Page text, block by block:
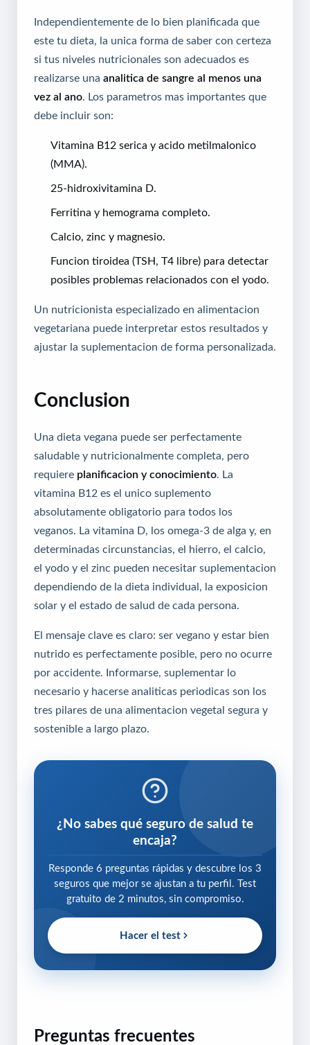
Independientemente de lo bien planificada que
este tu dieta, la unica forma de saber con certeza
si tus niveles nutricionales son adecuados es
realizarse una analitica de sangre al menos una
vez al ano . Los parametros mas importantes que
debe incluir son:
Vitamina B12 serica y acido metilmalonico
(MMA).
25-hidroxivitamina D.
Ferritina y hemograma completo.
Calcio, zinc y magnesio.
Funcion tiroidea (TSH, T4 libre) para detectar
posibles problemas relacionados con el yodo.
Un nutricionista especializado en alimentacion
vegetariana puede interpretar estos resultados y
ajustar la suplementacion de forma personalizada.
Conclusion
Una dieta vegana puede ser perfectamente
saludable y nutricionalmente completa, pero
requiere planificacion y conocimiento . La
vitamina B12 es el unico suplemento
absolutamente obligatorio para todos los
veganos. La vitamina D, los omega-3 de alga y, en
determinadas circunstancias, el hierro, el calcio,
el yodo y el zinc pueden necesitar suplementacion
dependiendo de la dieta individual, la exposicion
solar y el estado de salud de cada persona.
El mensaje clave es claro: ser vegano y estar bien
nutrido es perfectamente posible, pero no ocurre
por accidente. Informarse, suplementar lo
necesario y hacerse analiticas periodicas son los
tres pilares de una alimentacion vegetal segura y
sostenible a largo plazo.
¿No sabes qué seguro de salud te
encaja?
Responde 6 preguntas rápidas y descubre los 3
seguros que mejor se ajustan a tu perfil. Test
gratuito de 2 minutos, sin compromiso.
Hacer el test
Preguntas frecuentes